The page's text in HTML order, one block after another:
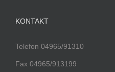
KONTAKT
Telefon 04965/91310
Fax 04965/913199